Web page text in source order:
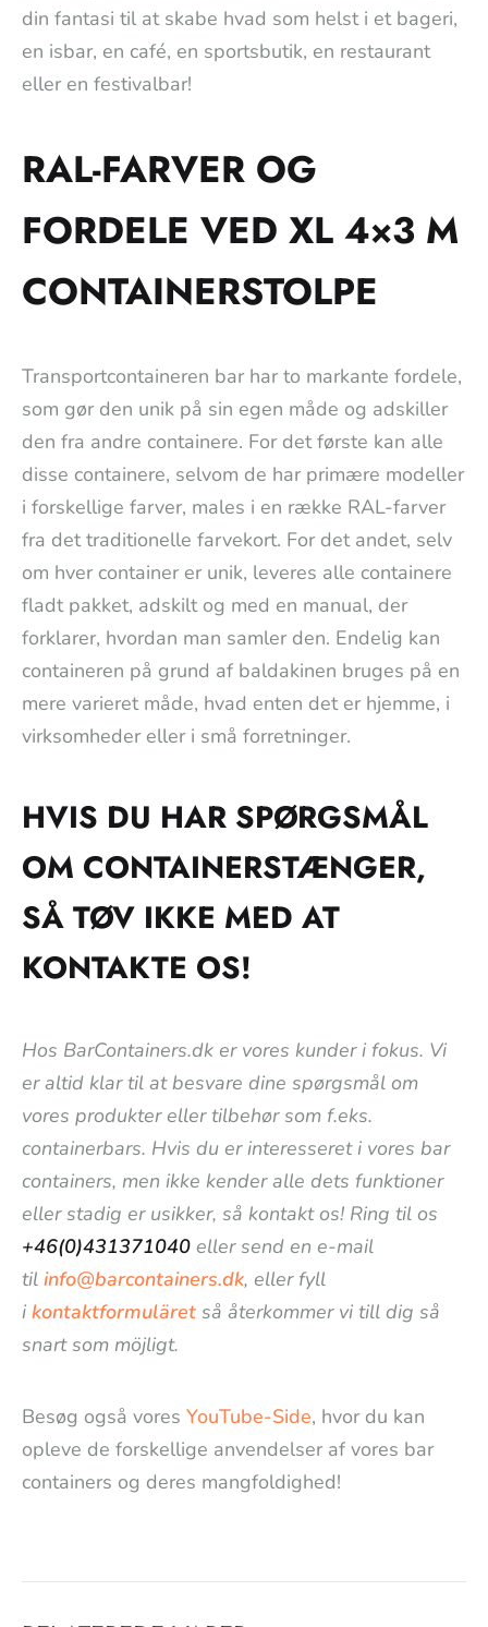
din fantasi til at skabe hvad som helst i et bageri,
en isbar, en café, en sportsbutik, en restaurant
eller en festivalbar!
RAL-FARVER OG
FORDELE VED XL 4×3 M
CONTAINERSTOLPE
Transportcontaineren bar har to markante fordele,
som gør den unik på sin egen måde og adskiller
den fra andre containere. For det første kan alle
disse containere, selvom de har primære modeller
i forskellige farver, males i en række RAL-farver
fra det traditionelle farvekort. For det andet, selv
om hver container er unik, leveres alle containere
fladt pakket, adskilt og med en manual, der
forklarer, hvordan man samler den. Endelig kan
containeren på grund af baldakinen bruges på en
mere varieret måde, hvad enten det er hjemme, i
virksomheder eller i små forretninger.
HVIS DU HAR SPØRGSMÅL
OM CONTAINERSTÆNGER,
SÅ TØV IKKE MED AT
KONTAKTE OS!
Hos BarContainers.dk er vores kunder i fokus. Vi
er altid klar til at besvare dine spørgsmål om
vores produkter eller tilbehør som f.eks.
containerbars. Hvis du er interesseret i vores bar
containers, men ikke kender alle dets funktioner
eller stadig er usikker, så kontakt os! Ring til os
+46(0)431371040 eller send en e-mail
til info@barcontainers.dk, eller fyll
i kontaktformuläret så återkommer vi till dig så
snart som möjligt.
Besøg også vores YouTube-Side, hvor du kan
opleve de forskellige anvendelser af vores bar
containers og deres mangfoldighed!